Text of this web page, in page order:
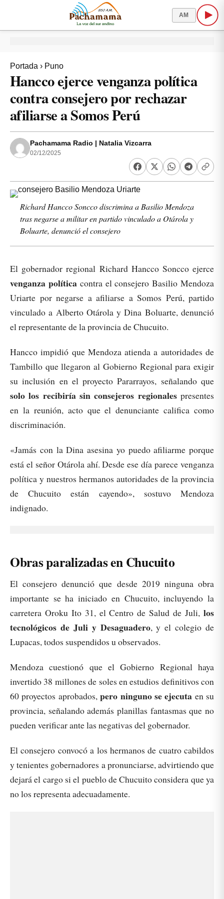
AM
Portada › Puno
Hancco ejerce venganza política
contra consejero por rechazar
afiliarse a Somos Perú
Pachamama Radio | Natalia Vizcarra
02/12/2025
Richard Hancco Soncco discrimina a Basilio Mendoza
tras negarse a militar en partido vinculado a Otárola y
Boluarte, denunció el consejero
El gobernador regional Richard Hancco Soncco ejerce
venganza políticacontra el consejero Basilio Mendoza
Uriarte por negarse a afiliarse a Somos Perú, partido
vinculado a Alberto Otárola y Dina Boluarte, denunció
el representante de la provincia de Chucuito.
Hancco impidió que Mendoza atienda a autoridades de
Tambillo que llegaron al Gobierno Regional para exigir
su inclusión en el proyecto Pararrayos, señalando que
solo los recibiría sin consejeros regionalespresentes
en la reunión, acto que el denunciante califica como
discriminación.
«Jamás con la Dina asesina yo puedo afiliarme porque
está el señor Otárola ahí. Desde ese día parece venganza
política y nuestros hermanos autoridades de la provincia
de Chucuito están cayendo», sostuvo Mendoza
indignado.
Obras paralizadas en Chucuito
El consejero denunció que desde 2019 ninguna obra
importante se ha iniciado en Chucuito, incluyendo la
carretera Oroku Ito 31, el Centro de Salud de Juli, los
tecnológicos de Juli y Desaguadero, y el colegio de
Lupacas, todos suspendidos u observados.
Mendoza cuestionó que el Gobierno Regional haya
invertido 38 millones de soles en estudios definitivos con
60 proyectos aprobados,pero ninguno se ejecuta en su
provincia, señalando además planillas fantasmas que no
pueden verificar ante las negativas del gobernador.
El consejero convocó a los hermanos de cuatro cabildos
y tenientes gobernadores a pronunciarse, advirtiendo que
dejará el cargo si el pueblo de Chucuito considera que ya
no los representa adecuadamente.